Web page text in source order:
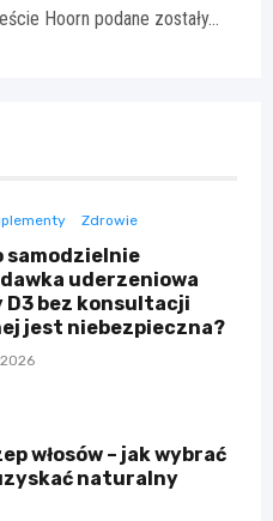
Hoorn podane zostały…
Zdrowie
samodzielnie
uderzeniowa
bez konsultacji
jest niebezpieczna?
włosów – jak wybrać
naturalny